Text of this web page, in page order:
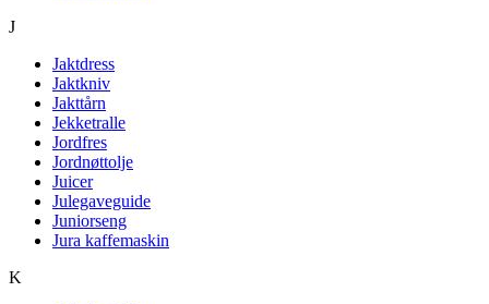
J
Jaktdress
Jaktkniv
Jakttårn
Jekketralle
Jordfres
Jordnøttolje
Juicer
Julegaveguide
Juniorseng
Jura kaffemaskin
K